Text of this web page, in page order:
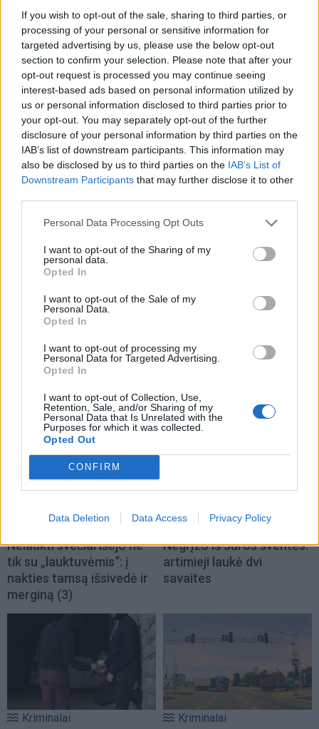
If you wish to opt-out of the sale, sharing to third parties, or
processing of your personal or sensitive information for
targeted advertising by us, please use the below opt-out
section to confirm your selection. Please note that after your
opt-out request is processed you may continue seeing
interest-based ads based on personal information utilized by
us or personal information disclosed to third parties prior to
your opt-out. You may separately opt-out of the further
disclosure of your personal information by third parties on the
IAB’s list of downstream participants. This information may
also be disclosed by us to third parties on the IAB’s List of
Downstream Participants that may further disclose it to other
Personal Data Processing Opt Outs
I want to opt-out of the Sharing of my
personal data.
Opted In
I want to opt-out of the Sale of my
Personal Data.
Opted In
I want to opt-out of processing my
Personal Data for Targeted Advertising.
Opted In
I want to opt-out of Collection, Use,
Retention, Sale, and/or Sharing of my
Personal Data that Is Unrelated with the
Purposes for which it was collected.
Opted Out
CONFIRM
Data Deletion Data Access Privacy Policy
Sutinku sutaisyklėmis
This site is protected by
reCAPTCHA and the Google
Privacy Policyand Terms of
Serviceapply.
TAIP PAT SKAITYKITE
Kriminalai
Nelaukti svečiai išėjo ne
tik su „lauktuvėmis“: į
nakties tamsą išsivedė ir
merginą (3)
Kriminalai
Negrįžo iš Jūros šventės:
artimieji laukė dvi
savaites
Kriminalai Kriminalai